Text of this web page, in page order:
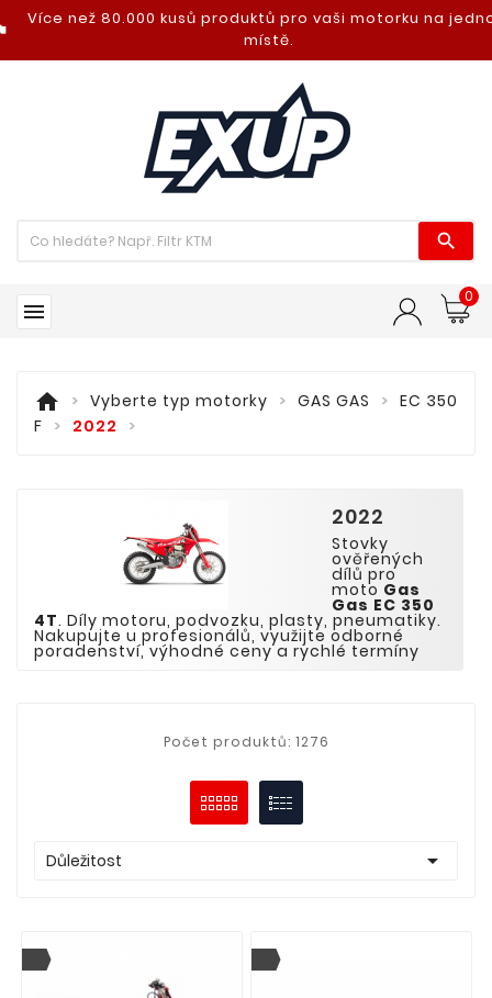
Více než 80.000 kusů produktů pro vaši motorku na
místě.


0
home Vyberte typ motorky GAS GAS
EC 350
F
2022
2022
Stovky
ověřených
dílů pro
moto Gas
Gas EC 350
4T. Díly motoru, podvozku, plasty, pneumatiky.
Nakupujte u profesionálů, využijte odborné
poradenství, výhodné ceny a rychlé termíny
Počet produktů: 1276
Důležitost 